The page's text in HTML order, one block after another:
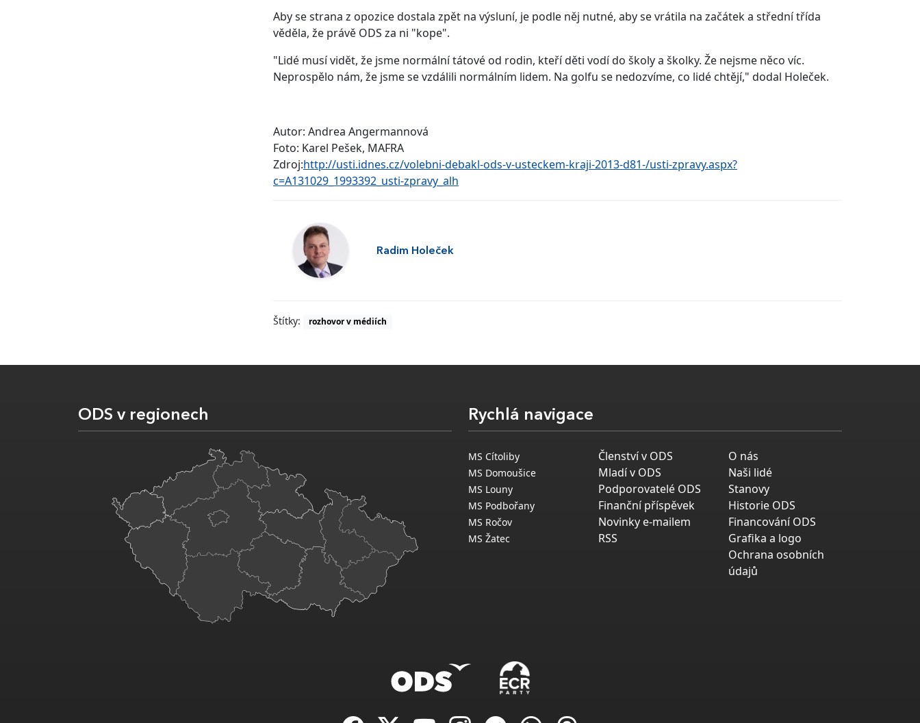
Aby se strana z opozice dostala zpět na výsluní, je podle něj nutné, aby se vrátila na začátek a střední třída
věděla, že právě ODS za ni "kope".
"Lidé musí vidět, že jsme normální tátové od rodin, kteří děti vodí do školy a školky. Že nejsme něco víc.
Neprospělo nám, že jsme se vzdálili normálním lidem. Na golfu se nedozvíme, co lidé chtějí," dodal Holeček.
Autor: Andrea Angermannová
Foto: Karel Pešek, MAFRA
Zdroj:http://usti.idnes.cz/volebni-debakl-ods-v-usteckem-kraji-2013-d81-/usti-zpravy.aspx?
c=A131029_1993392_usti-zpravy_alh
Radim Holeček
Štítky: rozhovor v médiích
ODS v regionech Rychlá navigace
MS Cítoliby
MS Domoušice
MS Louny
MS Podbořany
MS Ročov
MS Žatec
Členství v ODS
Mladí v ODS
Podporovatelé ODS
Finanční příspěvek
Novinky e-mailem
RSS
O nás
Naši lidé
Stanovy
Historie ODS
Financování ODS
Grafika a logo
Ochrana osobních
údajů